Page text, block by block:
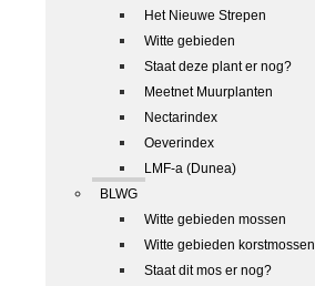
Het Nieuwe Strepen
Witte gebieden
Staat deze plant er nog?
Meetnet Muurplanten
Nectarindex
Oeverindex
LMF-a (Dunea)
BLWG
Witte gebieden mossen
Witte gebieden korstmossen
Staat dit mos er nog?